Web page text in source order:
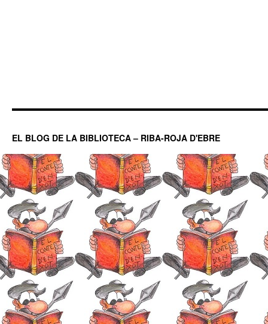
EL BLOG DE LA BIBLIOTECA – RIBA-ROJA D'EBRE